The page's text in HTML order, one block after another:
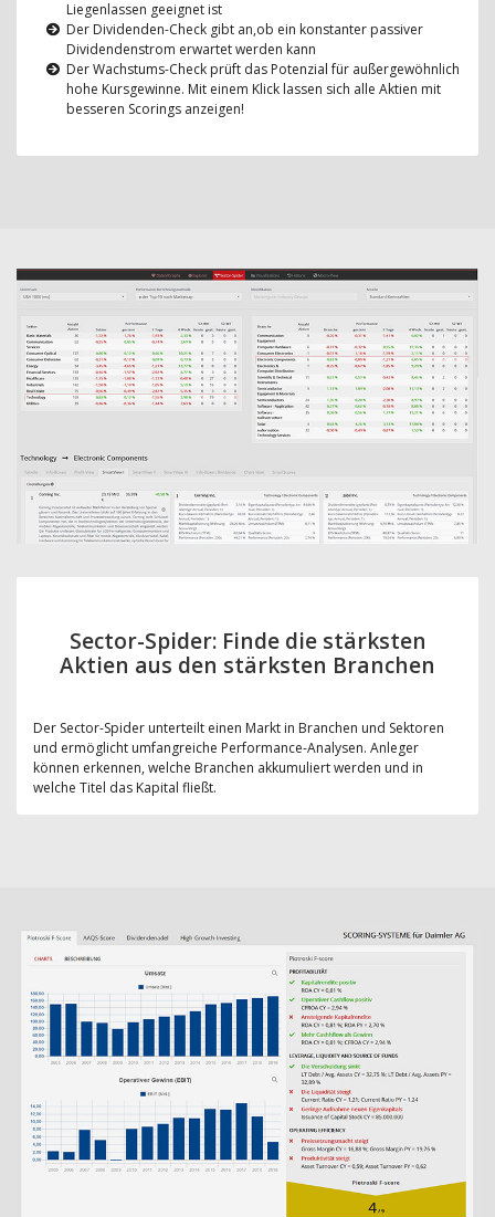
Liegenlassen geeignet ist
Der Dividenden-Check gibt an,ob ein konstanter passiver
Dividendenstrom erwartet werden kann
Der Wachstums-Check prüft das Potenzial für außergewöhnlich
hohe Kursgewinne. Mit einem Klick lassen sich alle Aktien mit
besseren Scorings anzeigen!
Sector-Spider: Finde die stärksten
Aktien aus den stärksten Branchen
Der Sector-Spider unterteilt einen Markt in Branchen und Sektoren
und ermöglicht umfangreiche Performance-Analysen. Anleger
können erkennen, welche Branchen akkumuliert werden und in
welche Titel das Kapital fließt.